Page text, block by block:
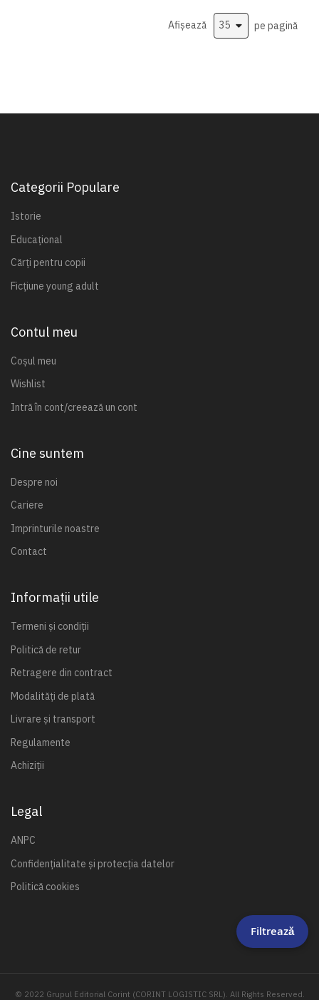
Afișează pe pagină
Categorii Populare
Istorie
Educațional
Cărți pentru copii
Ficțiune young adult
Contul meu
Coșul meu
Wishlist
Intră în cont/creează un cont
Cine suntem
Despre noi
Cariere
Imprinturile noastre
Contact
Informații utile
Termeni și condiții
Politică de retur
Retragere din contract
Modalități de plată
Livrare și transport
Regulamente
Achiziții
Legal
ANPC
Confidențialitate și protecția datelor
Politică cookies
© 2022 Grupul Editorial Corint (CORINT LOGISTIC SRL). All Rights Reserved.
Filtrează